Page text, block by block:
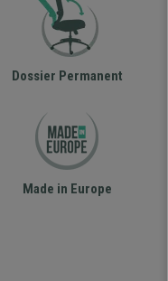
Dossier Permanent
Made in Europe